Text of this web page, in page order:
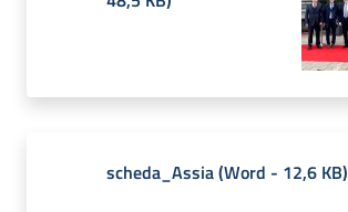
scheda_Assia(Word - 12,6 KB)